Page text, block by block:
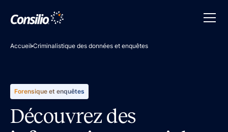
Accueil Criminalistique des données et enquêtes
Forensique et enquêtes
Découvrez des